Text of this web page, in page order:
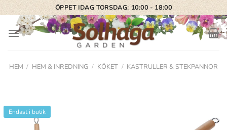
Skip
to
content
ÖPPET IDAG TORSDAG: 10:00 - 18:00
HEM / HEM & INREDNING / KÖKET / KASTRULLER & STEKPANNOR
Endast i butik